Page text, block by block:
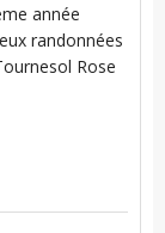
année
randonnées
Rose